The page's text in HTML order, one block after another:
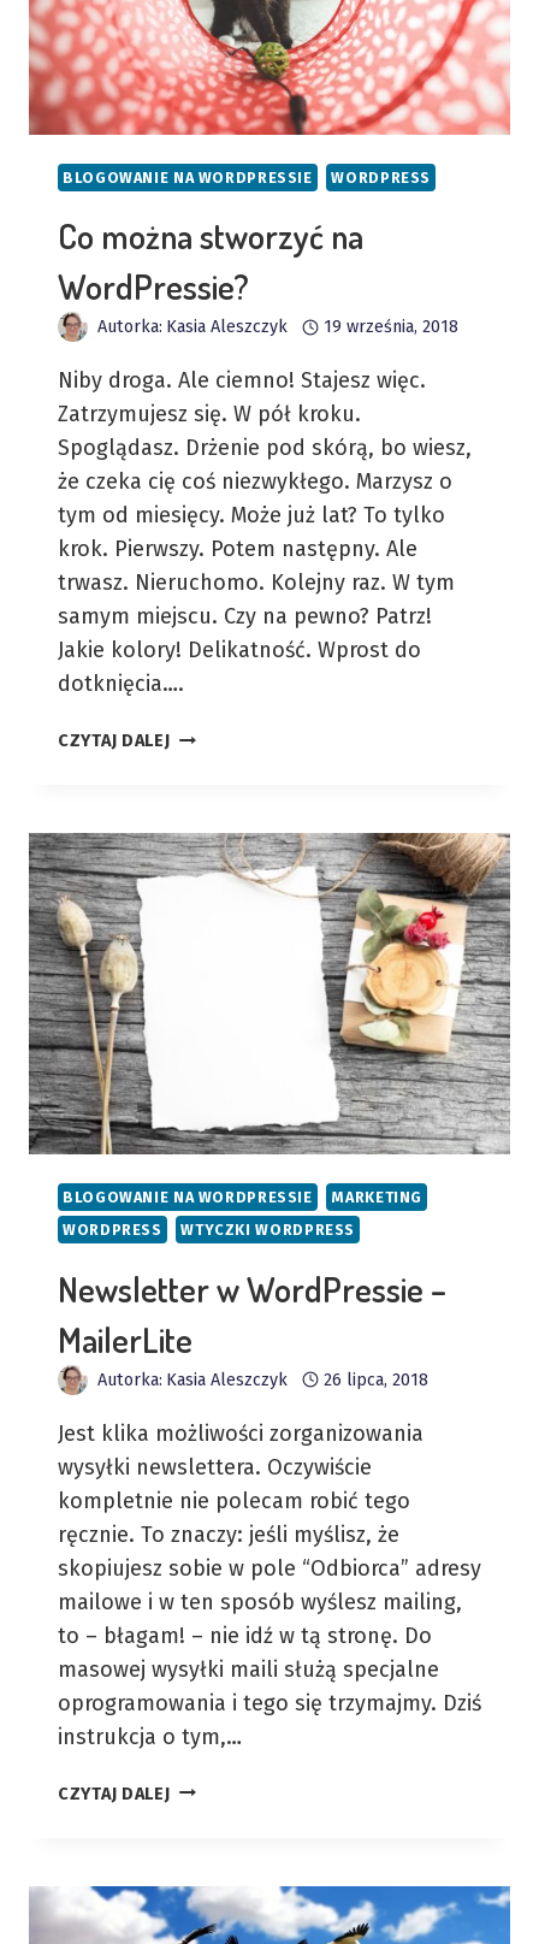
BLOGOWANIE NA WORDPRESSIE WORDPRESS
Co można stworzyć na
WordPressie?
Autorka: Kasia Aleszczyk 19 września, 2018
Niby droga. Ale ciemno! Stajesz więc.
Zatrzymujesz się. W pół kroku.
Spoglądasz. Drżenie pod skórą, bo wiesz,
że czeka cię coś niezwykłego. Marzysz o
tym od miesięcy. Może już lat? To tylko
krok. Pierwszy. Potem następny. Ale
trwasz. Nieruchomo. Kolejny raz. W tym
samym miejscu. Czy na pewno? Patrz!
Jakie kolory! Delikatność. Wprost do
dotknięcia….
CZYTAJ DALEJCO
WORDPRESSIE?
BLOGOWANIE NA WORDPRESSIE
MARKETING
WORDPRESS
WTYCZKI WORDPRESS
Newsletter w WordPressie –
MailerLite
Autorka: Kasia Aleszczyk 26 lipca, 2018
Jest klika możliwości zorganizowania
wysyłki newslettera. Oczywiście
kompletnie nie polecam robić tego
ręcznie. To znaczy: jeśli myślisz, że
skopiujesz sobie w pole “Odbiorca” adresy
mailowe i w ten sposób wyślesz mailing,
to – błagam! – nie idź w tą stronę. Do
masowej wysyłki maili służą specjalne
oprogramowania i tego się trzymajmy. Dziś
instrukcja o tym,…
CZYTAJ DALEJNEWSLETTER
MAILERLITE